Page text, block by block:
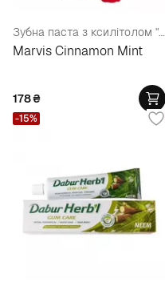
Зубна паста з ксилітолом "Кориця та М'ята"
Marvis Cinnamon Mint
178₴
-15%